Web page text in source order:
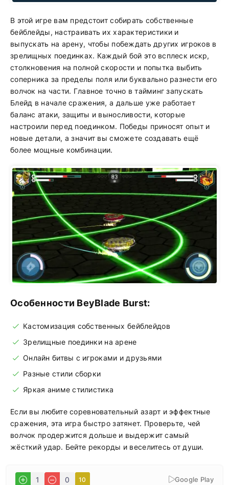
В этой игре вам предстоит собирать собственные
бейблейды, настраивать их характеристики и
выпускать на арену, чтобы побеждать других игроков в
зрелищных поединках. Каждый бой это всплеск искр,
столкновения на полной скорости и попытка выбить
соперника за пределы поля или буквально разнести его
волчок на части. Главное точно в тайминг запускать
Блейд в начале сражения, а дальше уже работает
баланс атаки, защиты и выносливости, которые
настроили перед поединком. Победы приносят опыт и
новые детали, а значит вы сможете создавать ещё
более мощные комбинации.
Особенности BeyBlade Burst:
Кастомизация собственных бейблейдов
Зрелищные поединки на арене
Онлайн битвы с игроками и друзьями
Разные стили сборки
Яркая аниме стилистика
Если вы любите соревновательный азарт и эффектные
сражения, эта игра быстро затянет. Проверьте, чей
волчок продержится дольше и выдержит самый
жёсткий удар. Бейте рекорды и веселитесь от души.
1 0 10 Google Play